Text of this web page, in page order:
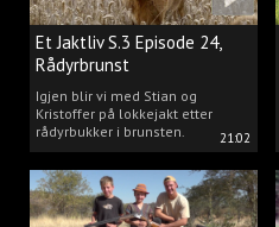
21:02
Et Jaktliv S.3 Episode 24,
Rådyrbrunst
Igjen blir vi med Stian og
Kristoffer på lokkejakt etter
rådyrbukker i brunsten.